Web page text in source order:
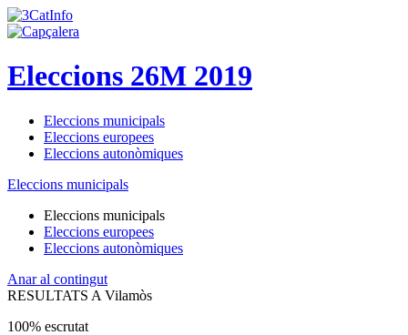
Eleccions 26M 2019
Eleccions municipals
Eleccions europees
Eleccions autonòmiques
Eleccions municipals
Eleccions municipals
Eleccions europees
Eleccions autonòmiques
Anar al contingut
RESULTATS A Vilamòs
100% escrutat